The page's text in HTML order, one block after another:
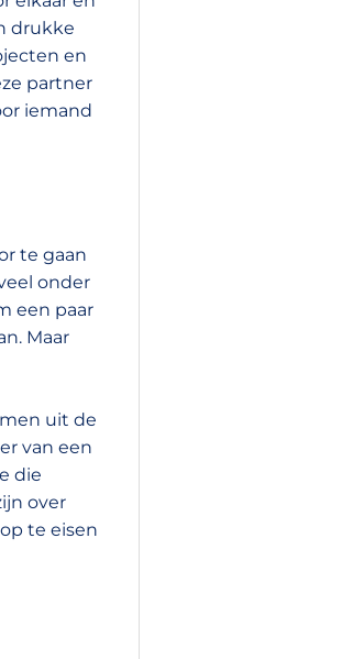
drukke
en
partner
iemand
te gaan
onder
een paar
Maar
uit de
van een
die
over
te eisen